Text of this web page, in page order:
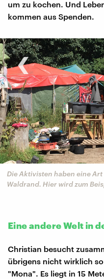
um zu kochen. Und
kommen aus Spenden.
Die Aktivisten haben eine Art
Waldrand. Hier wird zum
‹
Eine andere Welt in
Christian besucht
übrigens nicht wirklich
"Mona". Es liegt in 15